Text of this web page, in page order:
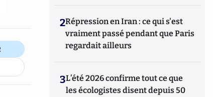
2Répression en Iran : ce qui s'est
vraiment passé pendant que Paris
regardait ailleurs
3L’été 2026 confirme tout ce que
les écologistes disent depuis 50